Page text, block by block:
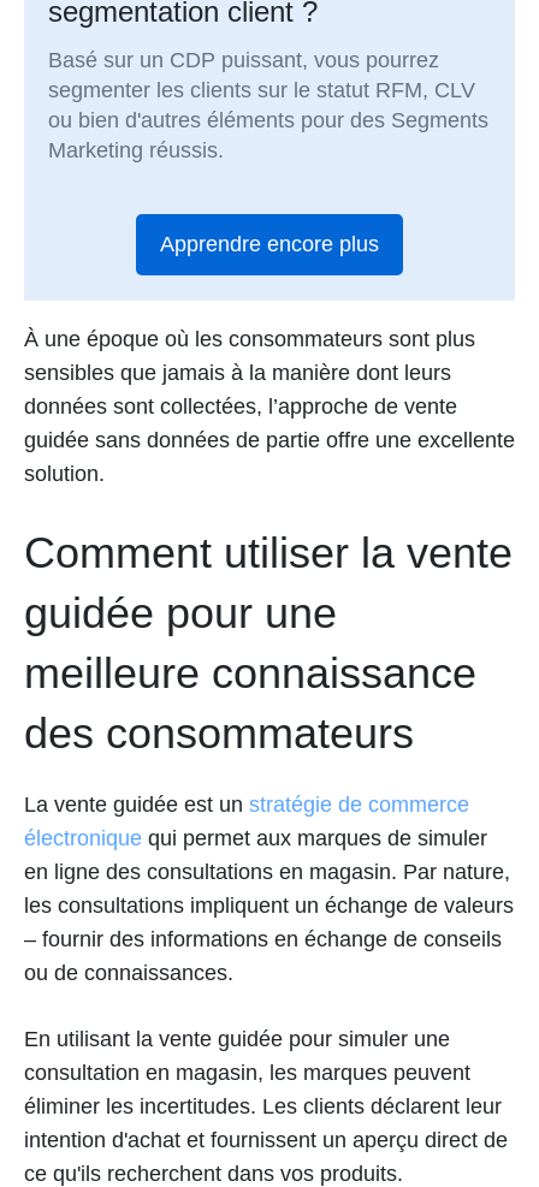
segmentation client ?
Basé sur un CDP puissant, vous pourrez
segmenter les clients sur le statut RFM, CLV
ou bien d'autres éléments pour des Segments
Marketing réussis.
Apprendre encore plus
À une époque où les consommateurs sont plus
sensibles que jamais à la manière dont leurs
données sont collectées, l’approche de vente
guidée sans données de partie offre une excellente
solution.
Comment utiliser la vente
guidée pour une
meilleure connaissance
des consommateurs
La vente guidée est un stratégie de commerce
électronique qui permet aux marques de simuler
en ligne des consultations en magasin. Par nature,
les consultations impliquent un échange de valeurs
– fournir des informations en échange de conseils
ou de connaissances.
En utilisant la vente guidée pour simuler une
consultation en magasin, les marques peuvent
éliminer les incertitudes. Les clients déclarent leur
intention d'achat et fournissent un aperçu direct de
ce qu'ils recherchent dans vos produits.